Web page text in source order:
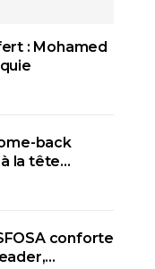
: Mohamed
back
à la tête…
conforte